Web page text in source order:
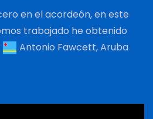
en el acordeón, en este
trabajado he obtenido
Antonio Fawcett, Aruba